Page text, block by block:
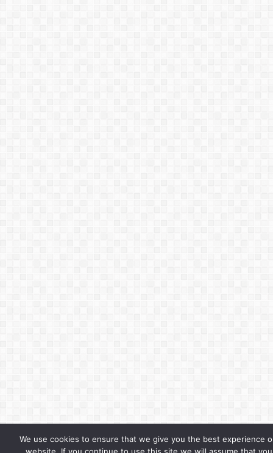
We use cookies to ensure that we give you the best experience